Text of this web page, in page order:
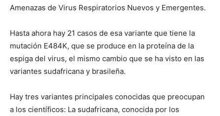
Amenazas de Virus Respiratorios Nuevos y Emergentes.
Hasta ahora hay 21 casos de esa variante que tiene la
mutación E484K, que se produce en la proteína de la
espiga del virus, el mismo cambio que se ha visto en las
variantes sudafricana y brasileña.
Hay tres variantes principales conocidas que preocupan
a los científicos: La sudafricana, conocida por los